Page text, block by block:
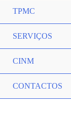
TPMC
SERVIÇOS
CINM
CONTACTOS